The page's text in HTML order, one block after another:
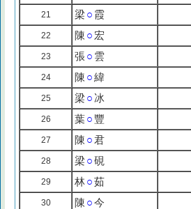
21 梁 ○ 霞
22 陳 ○ 宏
23 張○ 雲
24 陳 ○緯
25 梁 ○ 冰
26 葉○ 豐
27 陳 ○君
28 梁 ○硯
29 林○茹
30 陳 ○今